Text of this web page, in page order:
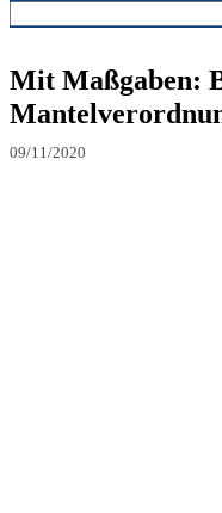
Mit Maßgaben:
09/11/2020